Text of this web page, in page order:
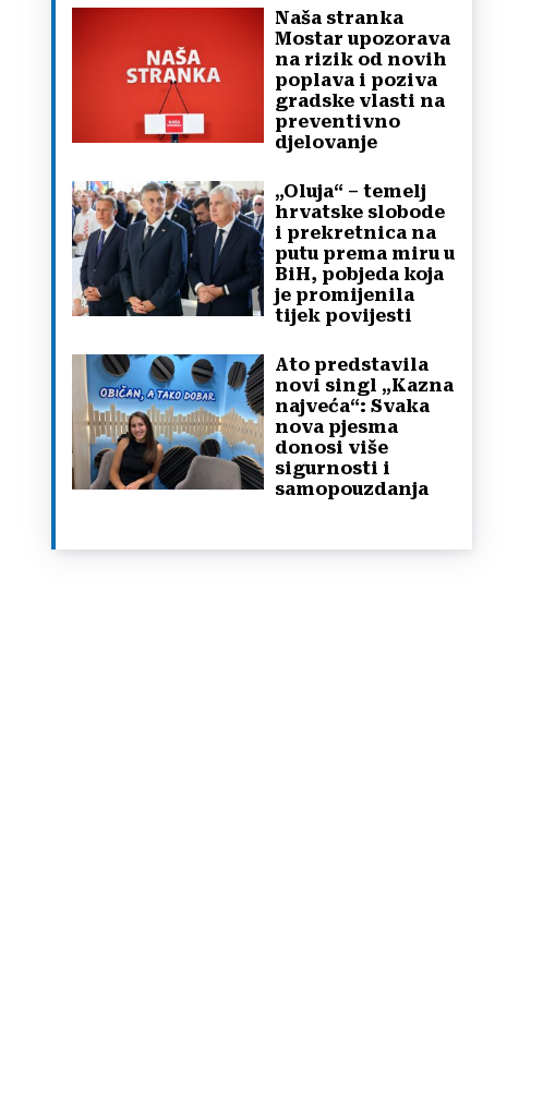
Naša stranka
Mostar upozorava
na rizik od novih
poplava i poziva
gradske vlasti na
preventivno
djelovanje
„Oluja“ – temelj
hrvatske slobode
i prekretnica na
putu prema miru u
BiH, pobjeda koja
je promijenila
tijek povijesti
Ato predstavila
novi singl „Kazna
najveća“: Svaka
nova pjesma
donosi više
sigurnosti i
samopouzdanja